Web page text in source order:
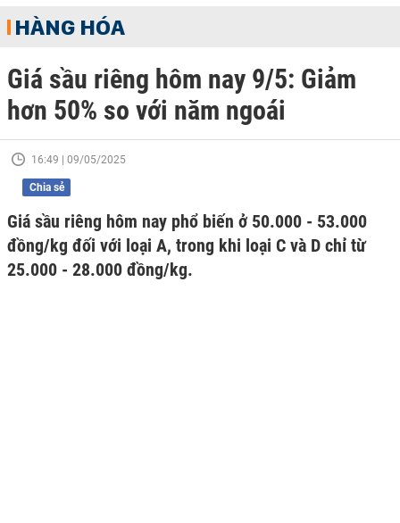
HÀNG HÓA
Giá sầu riêng hôm nay 9/5: Giảm
hơn 50% so với năm ngoái
16:49 | 09/05/2025
Chia sẻ
Giá sầu riêng hôm nay phổ biến ở 50.000 - 53.000
đồng/kg đối với loại A, trong khi loại C và D chỉ từ
25.000 - 28.000 đồng/kg.